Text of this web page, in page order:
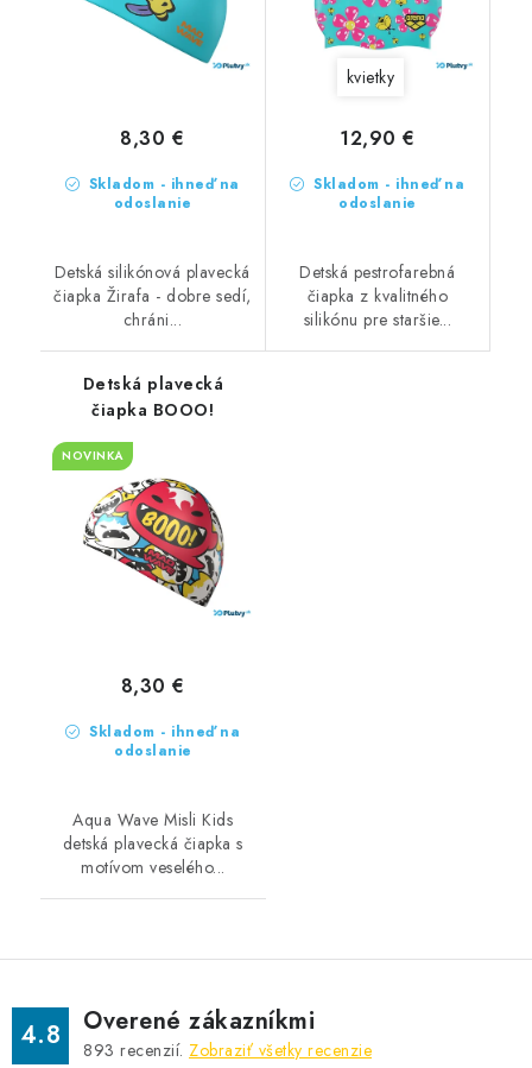
Skladom - ihneď na
odoslanie
8,30 €
Detská silikónová plavecká
čiapka Žirafa - dobre sedí,
chráni...
kvietky
Skladom - ihneď na
odoslanie
12,90 €
Detská pestrofarebná
čiapka z kvalitného
silikónu pre staršie...
Detská plavecká
čiapka BOOO!
NOVINKA
Skladom - ihneď na
odoslanie
8,30 €
Aqua Wave Misli Kids
detská plavecká čiapka s
motívom veselého...
4.8 Overené zákazníkmi
893 recenzií. Zobraziť všetky recenzie